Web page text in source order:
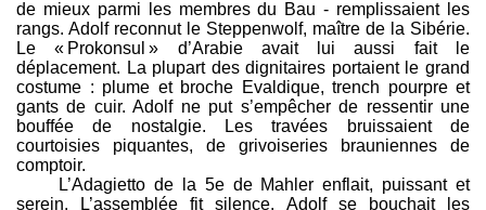
de mieux parmi les membres du Bau - remplissaient les
rangs. Adolf reconnut le Steppenwolf, maître de la Sibérie.
Le « Prokonsul » d’Arabie avait lui aussi fait le
déplacement. La plupart des dignitaires portaient le grand
costume : plume et broche Evaldique, trench pourpre et
gants de cuir. Adolf ne put s’empêcher de ressentir une
bouffée de nostalgie. Les travées bruissaient de
courtoisies piquantes, de grivoiseries brauniennes de
comptoir.
L’Adagietto de la 5e de Mahler enflait, puissant et
serein. L’assemblée fit silence. Adolf se bouchait les